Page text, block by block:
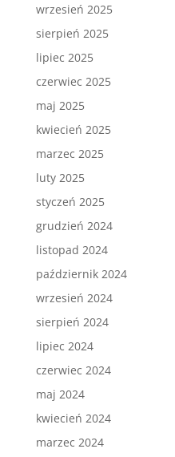
wrzesień 2025
sierpień 2025
lipiec 2025
czerwiec 2025
maj 2025
kwiecień 2025
marzec 2025
luty 2025
styczeń 2025
grudzień 2024
listopad 2024
październik 2024
wrzesień 2024
sierpień 2024
lipiec 2024
czerwiec 2024
maj 2024
kwiecień 2024
marzec 2024